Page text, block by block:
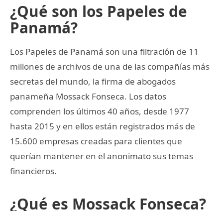
¿Qué son los Papeles de
Panamá?
Los Papeles de Panamá son una filtración de 11
millones de archivos de una de las compañías más
secretas del mundo, la firma de abogados
panameña Mossack Fonseca. Los datos
comprenden los últimos 40 años, desde 1977
hasta 2015 y en ellos están registrados más de
15.600 empresas creadas para clientes que
querían mantener en el anonimato sus temas
financieros.
¿Qué es Mossack Fonseca?